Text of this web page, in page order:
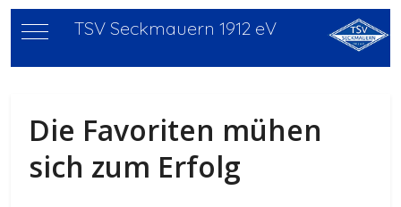
Mobile Menu Toggle
TSV Seckmauern 1912 eV
Die Favoriten mühen
sich zum Erfolg